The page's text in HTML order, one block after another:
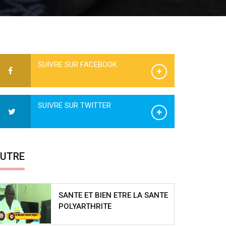
SUIVRE SUR FACEBOOK
SUIVRE SUR TWITTER
SANTE ET BIEN ETRE LA SANTE
POLYARTHRITE